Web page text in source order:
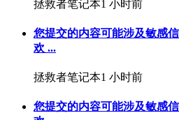
拯救者笔记本1 小时前
您提交的内容可能涉及敏感
欢 ...
拯救者笔记本1 小时前
您提交的内容可能涉及敏感